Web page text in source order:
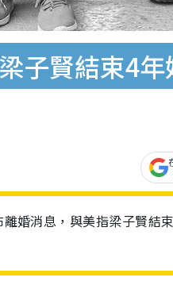
子賢結束4年
婚消息，與美指梁子賢結